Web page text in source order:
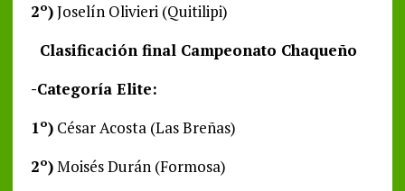
2º)Joselín Olivieri (Quitilipi)
Clasificación final Campeonato Chaqueño
-Categoría Elite:
1º)César Acosta (Las Breñas)
2º)Moisés Durán (Formosa)